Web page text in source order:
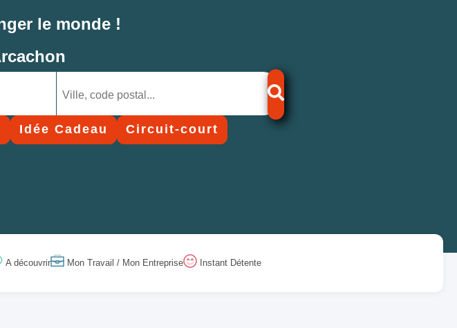
le monde !
Idée Cadeau Circuit-court
A découvrir Mon Travail / Mon Entreprise Instant Détente